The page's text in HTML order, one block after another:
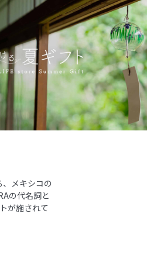
メキシコの
の代名詞と
が施されて